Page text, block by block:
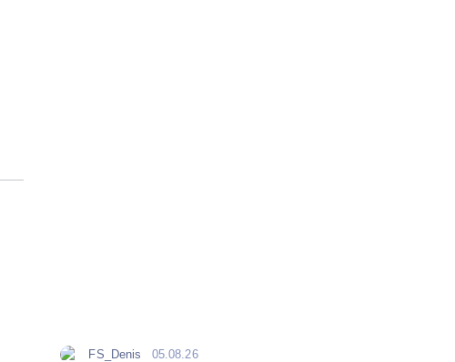
FS_Denis 05.08.26